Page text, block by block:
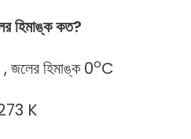
হিমাঙ্ক কত?
হিমাঙ্ক 0oC
K